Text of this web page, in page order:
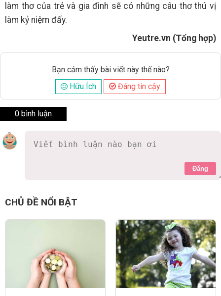
làm thơ của trẻ và gia đình sẽ có những câu thơ thú vị
làm kỷ niệm đấy.
Yeutre.vn (Tổng hợp)
Bạn cảm thấy bài viết này thế nào?
Hữu Ích
Đáng tin cậy
0 bình luận
Đăng
CHỦ ĐỀ NỔI BẬT